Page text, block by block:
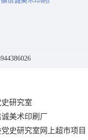
研究室
美术印刷厂
史研究室网上超市项目